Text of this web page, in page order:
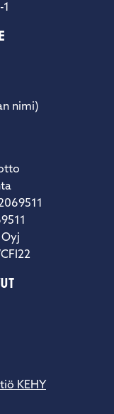
nimi)
Oyj
KEHY